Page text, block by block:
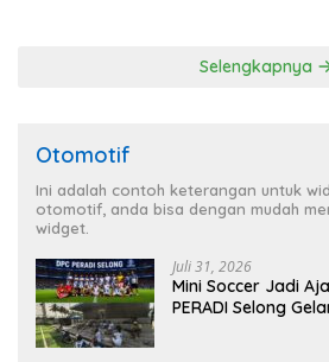
Selengkapnya
Otomotif
Ini adalah contoh keterangan untuk
otomotif, anda bisa dengan mudah
widget.
Juli 31, 2026
Mini Soccer Jadi
PERADI Selong